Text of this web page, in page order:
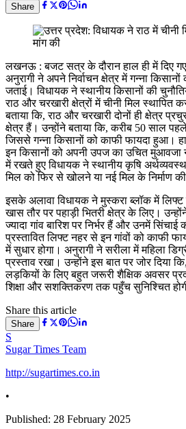
Share
लखनऊ : बजट सत्र के दौरान हाल ही में दिए गए
अनुरागी ने अपने निर्वाचन क्षेत्र में गन्ना
जताई। विधायक ने स्थानीय किसानों की
राठ और चरखारी क्षेत्रों में चीनी मिल स्थापित
बताया कि, राठ और चरखारी दोनों ही क्षेत्र
क्षेत्र हैं। उन्होंने बताया कि, करीब 50 साल
जिससे गन्ना किसानों को काफी फायदा हुआ।
इन किसानों को अपनी उपज का उचित मुआवजा
में रखते हुए विधायक ने स्थानीय कृषि
मिल को फिर से खोलने या नई मिल के निर्माण
इसके अलावा विधायक ने मुस्करा ब्लॉक में
खास तौर पर पहाड़ी भितरी क्षेत्र के लिए।
ज्यादा गांव बारिश पर निर्भर हैं और उनमें सिंचाई
प्रस्तावित लिफ्ट नहर से इन गांवों को काफी
में सुधार होगा। अनुरागी ने सरीला में महिला
प्रस्ताव रखा। उन्होंने इस बात पर जोर दिया
लड़कियों के लिए बहुत जरूरी शैक्षिक अवसर
शिक्षा और सशक्तिकरण तक पहुँच सुनिश्चित
Share this article
Share
S
Sugar Times Team
http://sugartimes.co.in
•
Published: 28 February 2025